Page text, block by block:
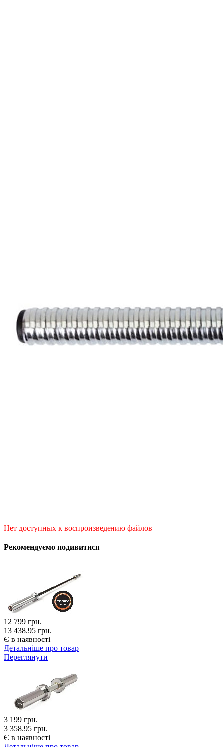
Нет доступных к воспроизведению файлов
Рекомендуємо подивитися
12 799 грн.
13 438.95 грн.
Є в наявності
Детальніше про товар
Переглянути
3 199 грн.
3 358.95 грн.
Є в наявності